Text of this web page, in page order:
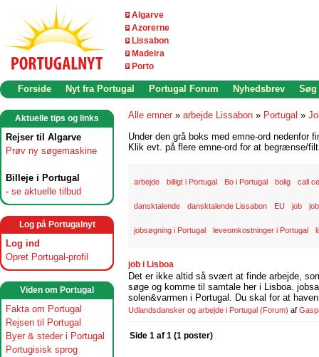
Algarve
Azorerne
Lissabon
Madeira
Porto
Forside Nyt fra Portugal Portugal Forum Nyhedsbrev Søg
Aktuelle tips og links
Rejser til Algarve
Prøv ny søgemaskine
Billeje i Portugal
- se aktuelle tilbud
Log på Portugalnyt
Log ind
Opret Portugal-profil
Viden om Portugal
Fakta om Portugal
Rejsen til Portugal
Byer & steder i Portugal
Portugisisk sprog
Alle emner » arbejde Lissabon » Portugal »
Under den grå boks med emne-ord nedenfor
Klik evt. på flere emne-ord for at begrænse/
arbejde billigt i Portugal Bo i Portugal bolig call
dansktalende dansktalende Lissabon EU job
jobsøgning i Portugal leveomkostninger i Portugal
job i Lisboa
Det er ikke altid så svært at finde arbejde,
søge og komme til samtale her i Lisboa.
solen&varmen i Portugal. Du skal for at
Udlandsdansker og arbejde i Portugal (Forum) af
Side 1 af 1 (1 poster)